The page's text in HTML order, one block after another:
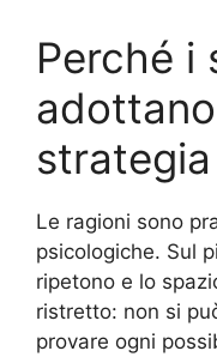
Perché i
Le ragioni sono
psicologiche. Sul
ripetono e lo
ristretto: non si
provare ogni